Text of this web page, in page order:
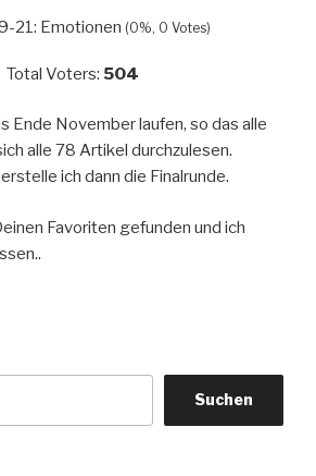
21: Emotionen (0%, 0 Votes)
Total Voters: 504
Ende November laufen, so das alle
alle 78 Artikel durchzulesen.
ich dann die Finalrunde.
Favoriten gefunden und ich
Suchen